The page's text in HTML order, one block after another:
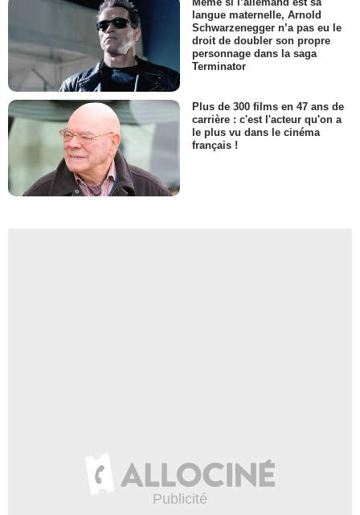
langue maternelle, Arnold
Schwarzenegger n’a pas eu le
droit de doubler son propre
personnage dans la saga
Terminator
Plus de 300 films en 47 ans de
carrière : c'est l'acteur qu'on a
le plus vu dans le cinéma
français !